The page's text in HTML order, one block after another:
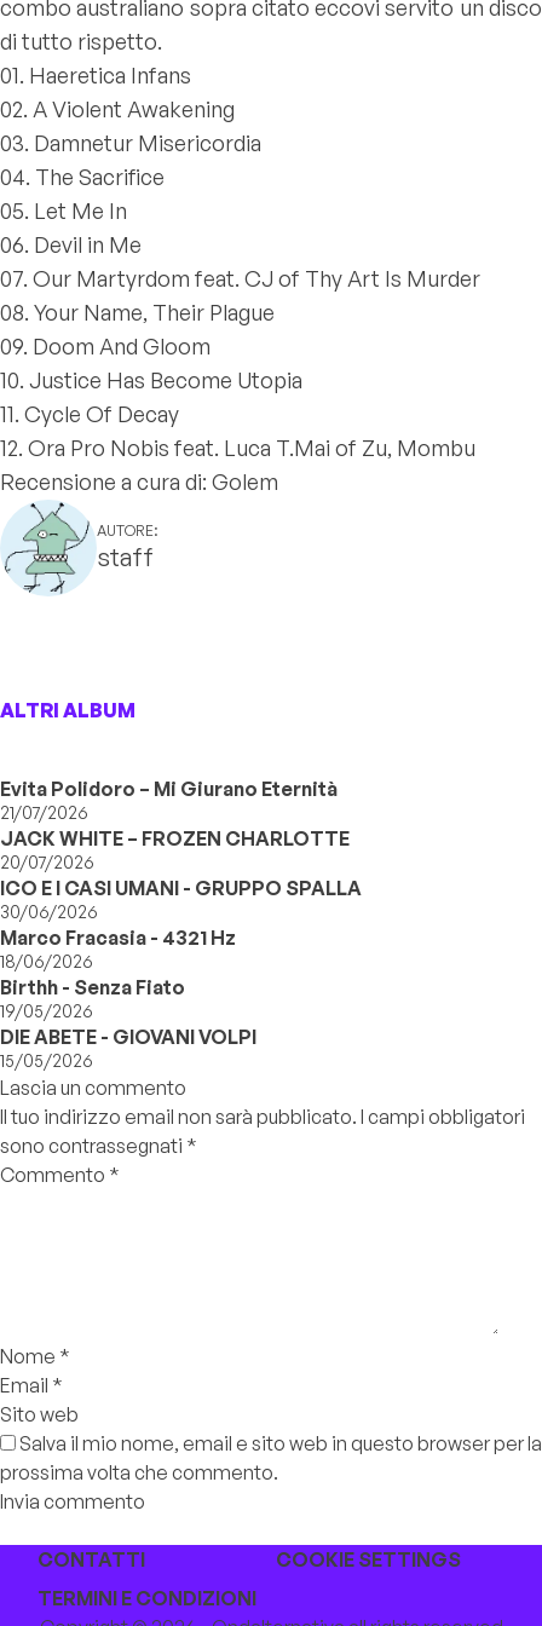
combo australiano sopra citato eccovi servito un disco
di tutto rispetto.
01. Haeretica Infans
02. A Violent Awakening
03. Damnetur Misericordia
04. The Sacrifice
05. Let Me In
06. Devil in Me
07. Our Martyrdom feat. CJ of Thy Art Is Murder
08. Your Name, Their Plague
09. Doom And Gloom
10. Justice Has Become Utopia
11. Cycle Of Decay
12. Ora Pro Nobis feat. Luca T.Mai of Zu, Mombu
Recensione a cura di: Golem
AUTORE:
staff
ALTRI ALBUM
Evita Polidoro – Mi Giurano Eternità
21/07/2026
JACK WHITE – FROZEN CHARLOTTE
20/07/2026
ICO E I CASI UMANI - GRUPPO SPALLA
30/06/2026
Marco Fracasia - 4321 Hz
18/06/2026
Birthh - Senza Fiato
19/05/2026
DIE ABETE - GIOVANI VOLPI
15/05/2026
Lascia un commento
Il tuo indirizzo email non sarà pubblicato. I campi obbligatori
sono contrassegnati *
Commento *
Nome *
Email *
Sito web
Salva il mio nome, email e sito web in questo browser per la
prossima volta che commento.
CONTATTI
COOKIE SETTINGS
TERMINI E CONDIZIONI